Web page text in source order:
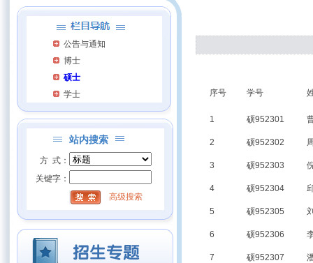
公告与通知
博士
硕士
学士
站内搜索
方 式：
关键字：
高级搜索
序号 学号
1 硕952301
2 硕952302
3 硕952303
4 硕952304
5 硕952305
6 硕952306
7 硕952307